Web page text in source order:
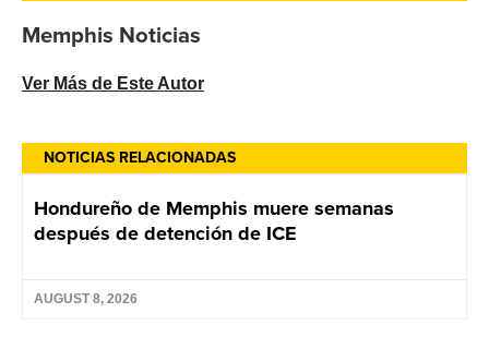
NOTICIAS RELACIONADAS
Hondureño de Memphis muere semanas
después de detención de ICE
AUGUST 8, 2026
Memphis Noticias
Ver Más de Este Autor